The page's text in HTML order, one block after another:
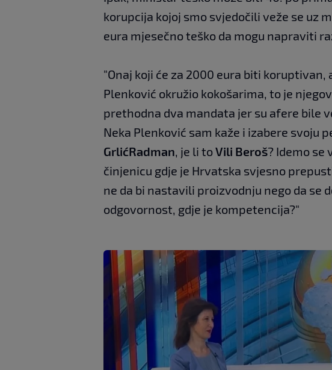
korupcija kojoj smo svjedočili veže se uz
eura mjesečno teško da mogu napraviti
"Onaj koji će za 2000 eura biti koruptivan,
Plenković okružio kokošarima, to je
prethodna dva mandata jer su afere bile
Neka Plenković sam kaže i izabere svoju
GrlićRadman, je li toVili Beroš? Idemo se
činjenicu gdje je Hrvatska svjesno
ne da bi nastavili proizvodnju nego da se
odgovornost, gdje je kompetencija?"